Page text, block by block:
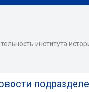
института